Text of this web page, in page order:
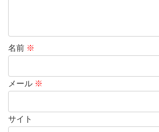
名前 ※
メール ※
サイト